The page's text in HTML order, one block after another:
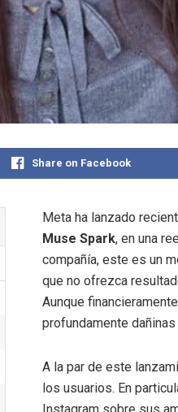
Share on Facebook
Meta ha lanzado
Muse Spark, en una
compañía, este es un
que no ofrezca
Aunque
profundamente
A la par de este
los usuarios. En